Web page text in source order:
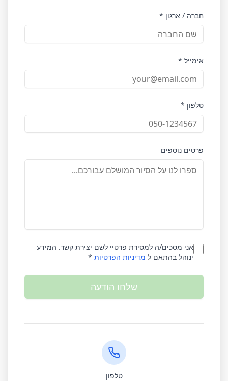
חברה / ארגון *
אימייל *
טלפון *
פרטים נוספים
אני מסכים/ה למסירת פרטיי לשם יצירת קשר. המידע
ינוהל בהתאם ל מדיניות הפרטיות *
שלחו הודעה
טלפון